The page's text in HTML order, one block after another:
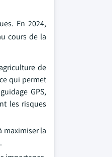
En 2024,
cours de la
de
qui permet
GPS,
les risques
maximiser la